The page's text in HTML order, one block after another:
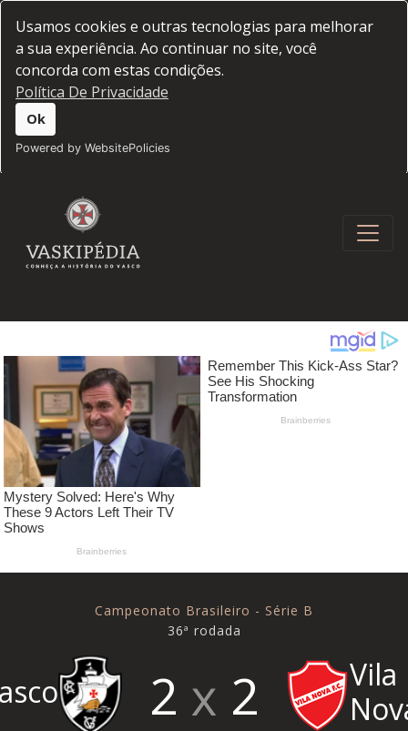
Usamos cookies e outras tecnologias para melhorar
a sua experiência. Ao continuar no site, você
concorda com estas condições.
Política De Privacidade
Ok
Powered by WebsitePolicies
Campeonato Brasileiro - Série B
36ª rodada
2 2
Vila